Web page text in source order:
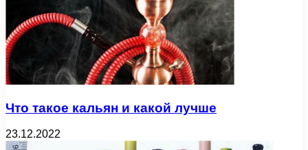
Что такое кальян и какой лучше
23.12.2022